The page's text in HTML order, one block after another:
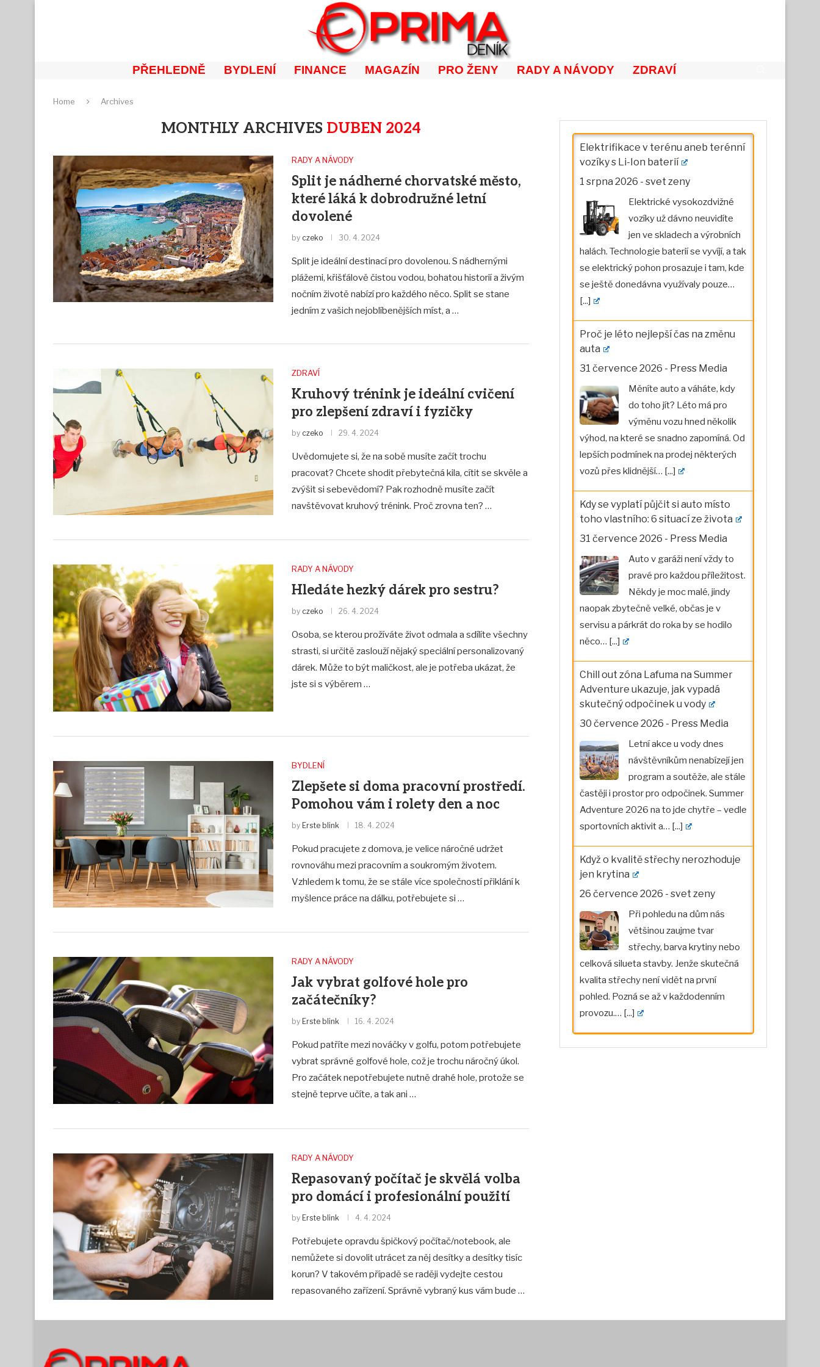
PŘEHLEDNĚ BYDLENÍ FINANCE MAGAZÍN PRO ŽENY RADY A NÁVODY ZDRAVÍ
Home Archives
MONTHLY ARCHIVES DUBEN 2024
RADY A NÁVODY
Split je nádherné chorvatské město,
které láká k dobrodružné letní
dovolené
by czeko 30. 4. 2024
Split je ideální destinací pro dovolenou. S nádhernými
plážemi, křišťálově čistou vodou, bohatou historií a živým
nočním životě nabízí pro každého něco. Split se stane
jedním z vašich nejoblíbenějších míst, a …
ZDRAVÍ
Kruhový trénink je ideální cvičení
pro zlepšení zdraví i fyzičky
by czeko 29. 4. 2024
Uvědomujete si, že na sobě musíte začít trochu
pracovat? Chcete shodit přebytečná kila, cítit se skvěle a
zvýšit si sebevědomí? Pak rozhodně musíte začít
navštěvovat kruhový trénink. Proč zrovna ten? …
RADY A NÁVODY
Hledáte hezký dárek pro sestru?
by czeko 26. 4. 2024
Osoba, se kterou prožíváte život odmala a sdílíte všechny
strasti, si určitě zaslouží nějaký speciální personalizovaný
dárek. Může to být maličkost, ale je potřeba ukázat, že
jste si s výběrem …
BYDLENÍ
Zlepšete si doma pracovní prostředí.
Pomohou vám i rolety den a noc
by Erste blink 18. 4. 2024
Pokud pracujete z domova, je velice náročné udržet
rovnováhu mezi pracovním a soukromým životem.
Vzhledem k tomu, že se stále více společností přiklání k
myšlence práce na dálku, potřebujete si …
RADY A NÁVODY
Jak vybrat golfové hole pro
začátečníky?
by Erste blink 16. 4. 2024
Pokud patříte mezi nováčky v golfu, potom potřebujete
vybrat správné golfové hole, což je trochu náročný úkol.
Pro začátek nepotřebujete nutně drahé hole, protože se
stejně teprve učíte, a tak ani …
RADY A NÁVODY
Repasovaný počítač je skvělá volba
pro domácí i profesionální použití
by Erste blink 4. 4. 2024
Potřebujete opravdu špičkový počítač/notebook, ale
nemůžete si dovolit utrácet za něj desítky a desítky tisíc
korun? V takovém případě se raději vydejte cestou
repasovaného zařízení. Správně vybraný kus vám bude …
Elektrifikace v terénu aneb terénní
vozíky s Li-Ion baterií
1 srpna 2026 - svet zeny
Elektrické vysokozdvižné
vozíky už dávno neuvidíte
jen ve skladech a výrobních
halách. Technologie baterií se vyvíjí, a tak
se elektrický pohon prosazuje i tam, kde
se ještě donedávna využívaly pouze…
[...]
Proč je léto nejlepší čas na změnu
auta
31 července 2026 - Press Media
Měníte auto a váháte, kdy
do toho jít? Léto má pro
výměnu vozu hned několik
výhod, na které se snadno zapomíná. Od
lepších podmínek na prodej některých
vozů přes klidnější… [...]
Kdy se vyplatí půjčit si auto místo
toho vlastního: 6 situací ze života
31 července 2026 - Press Media
Auto v garáži není vždy to
pravé pro každou příležitost.
Někdy je moc malé, jindy
naopak zbytečně velké, občas je v
servisu a párkrát do roka by se hodilo
něco… [...]
Chill out zóna Lafuma na Summer
Adventure ukazuje, jak vypadá
skutečný odpočinek u vody
30 července 2026 - Press Media
Letní akce u vody dnes
návštěvníkům nenabízejí jen
program a soutěže, ale stále
častěji i prostor pro odpočinek. Summer
Adventure 2026 na to jde chytře – vedle
sportovních aktivit a… [...]
Když o kvalitě střechy nerozhoduje
jen krytina
26 července 2026 - svet zeny
Při pohledu na dům nás
většinou zaujme tvar
střechy, barva krytiny nebo
celková silueta stavby. Jenže skutečná
kvalita střechy není vidět na první
pohled. Pozná se až v každodenním
provozu.… [...]